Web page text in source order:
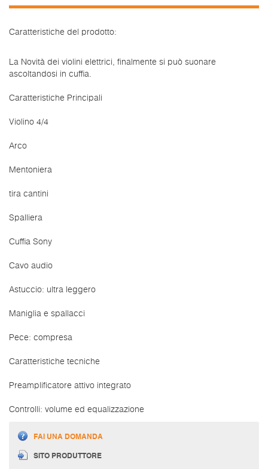
Caratteristiche del prodotto:
La Novità dei violini elettrici, finalmente si può suonare
ascoltandosi in cuffia.
Caratteristiche Principali
Violino 4/4
Arco
Mentoniera
tira cantini
Spalliera
Cuffia Sony
Cavo audio
Astuccio: ultra leggero
Maniglia e spallacci
Pece: compresa
Caratteristiche tecniche
Preamplificatore attivo integrato
Controlli: volume ed equalizzazione
FAI UNA DOMANDA
SITO PRODUTTORE